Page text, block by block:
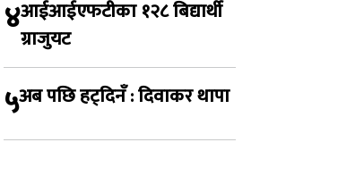
४आईआईएफटीका १२८ बिद्यार्थी
ग्राजुयट
५अब पछि हट्दिनँ : दिवाकर थापा